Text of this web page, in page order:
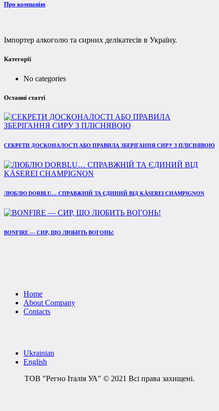
Про компанію
Імпортер алкоголю та сирних делікатесів в Україну.
Категорії
No categories
Останні статті
СЕКРЕТИ ДОСКОНАЛОСТІ АБО ПРАВИЛА ЗБЕРІГАННЯ СИРУ З ПЛІСНЯВОЮ
ЛЮБЛЮ DORBLU… СПРАВЖНІЙ ТА ЄДИНИЙ ВІД KÄSEREI CHAMPIGNON
BONFIRE — СИР, ЩО ЛЮБИТЬ ВОГОНЬ!
Home
About Company
Contacts
Ukrainian
English
ТОВ "Регно Італія УА" © 2021 Всі права захищені.